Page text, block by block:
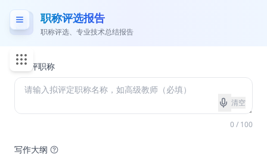
职称评选报告
职称评选、专业技术总结报告
* 拟评职称
清空
0 / 100
写作大纲